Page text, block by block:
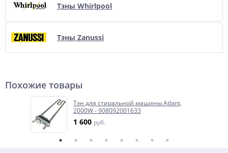
Тэны Whirlpool
Тэны Zanussi
Похожие товары
Тэн для стиральной машины Atlant,
2000W - 908092001633
1 600 руб.